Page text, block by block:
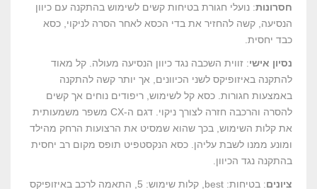
חסרונות: נועלי חגורת בטיחות קשים לשימוש בהתקנה עם כיוון
הנסיעה, קשה להחזיר את בדי הכסא לאחר הסרה לניקוי, כסא
כבד יחסית.
נסיון אישי: זווית השכבה נגד כיוון הנסיעה מעולה. קל מאוד
להתקנה באיזופיקס לשני הכיוונים, אך יותר קשה להתקנה
באמצעות חגורות. כסא קל לשימוש, ריפודים נוחים אך קשים
להסרה והרכבה חזרה לצורך ניקוי. דגם ה-CX משפר משמעותית
את קלות השימוש, בכך שהוא שמסיט את הרצועות הרחק מהילד
ומונע ממנו לשבת עליהן. כסא הנקסטפיט תופס מקום רב יחסית
בהתקנה נגד הכיוון.
ציונים
: בטיחות: best, קלות שימוש: 5, התאמה לרכב באיזופיקס